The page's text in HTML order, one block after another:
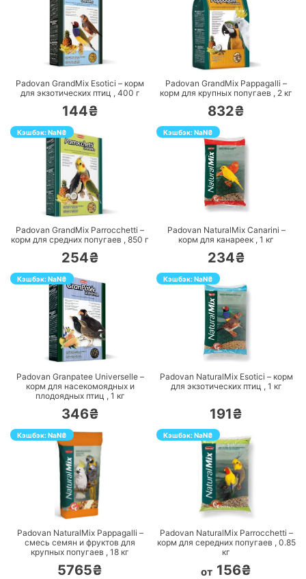
ПЕРЕЙТИ
Padovan GrandMix Esotici – корм
для экзотических птиц , 400 г
144₴
ПЕРЕЙТИ
Padovan GrandMix Pappagalli –
корм для крупных попугаев , 2 кг
832₴
Кэшбэк:NaN₴
ПЕРЕЙТИ
Padovan GrandMix Parrocchetti –
корм для средних попугаев , 850 г
254₴
Кэшбэк:NaN₴
ПЕРЕЙТИ
Padovan NaturalMix Canarini –
корм для канареек , 1 кг
234₴
Кэшбэк:NaN₴
ПЕРЕЙТИ
Padovan Granpatee Universelle –
корм для насекомоядных и
плодоядных птиц , 1 кг
346₴
Кэшбэк:NaN₴
ПЕРЕЙТИ
Padovan NaturalMix Еsotici – корм
для экзотических птиц , 1 кг
191₴
Кэшбэк:NaN₴
ПЕРЕЙТИ
Padovan NaturalMix Pappagalli –
смесь семян и фруктов для
крупных попугаев , 18 кг
5765₴
Кэшбэк:NaN₴
ПЕРЕЙТИ
Padovan NaturalMix Parrocchetti –
корм для середних попугаев , 0.85
кг
от 156₴